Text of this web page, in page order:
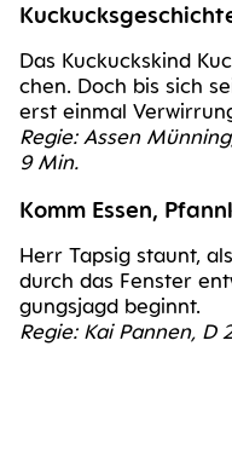
Das Kuckucks­kind
chen. Doch bis sich
erst ein­mal
Regie: Assen
9 Min.
Komm Essen,
Herr Tap­sig staunt,
durch das Fens­ter
gungs­jagd beginnt.
Regie: Kai Pan­nen,